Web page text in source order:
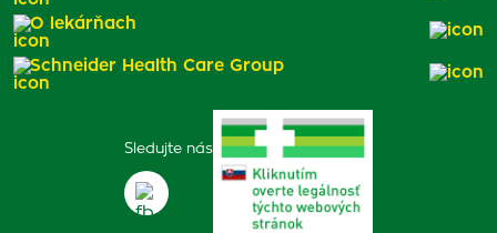
Sledujte nás
O lekárňach
Schneider Health Care Group